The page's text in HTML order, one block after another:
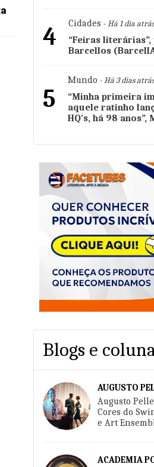
4 Cidades - Há 1 dia atrás
“Feiras literárias”,
Barcellos
5
Mundo - Há 3 dias atrás
“Minha primeira
aquele ratinho
HQ's, há 98 anos”,
Blogs e
AUGUSTO
Augusto
Cores do
e Art
ACADEMIA